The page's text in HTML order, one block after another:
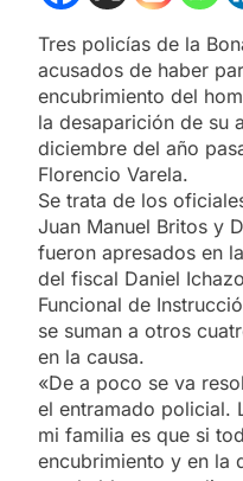
Tres policías de la
acusados de haber
encubrimiento del
la desaparición de su
diciembre del año
Florencio Varela.
Se trata de los
Juan Manuel Britos y
fueron apresados en
del fiscal Daniel
Funcional de
se suman a otros
en la causa.
«De a poco se va
el entramado policial.
mi familia es que si
encubrimiento y en la